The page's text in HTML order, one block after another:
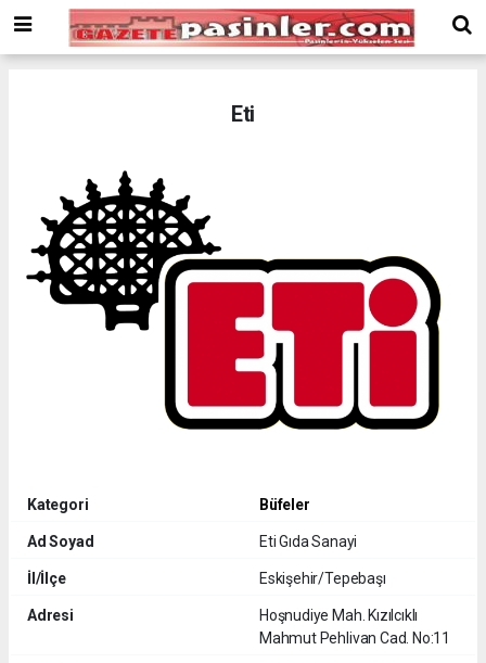
Bonusu
Veren
bonus
siteler
Yeni
Eti
Kategori Büfeler
Ad Soyad Eti Gıda Sanayi
İl/İlçe Eskişehir/Tepebaşı
Adresi
Hoşnudiye Mah. Kızılcıklı
Mahmut Pehlivan Cad. No:11